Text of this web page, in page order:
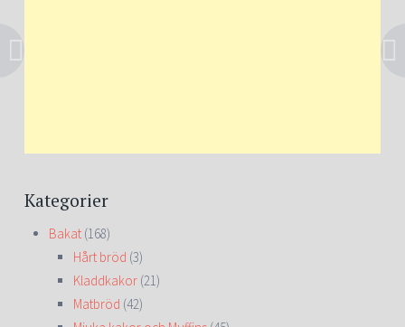
Kategorier
Bakat (168)
Hårt bröd (3)
Kladdkakor (21)
Matbröd (42)